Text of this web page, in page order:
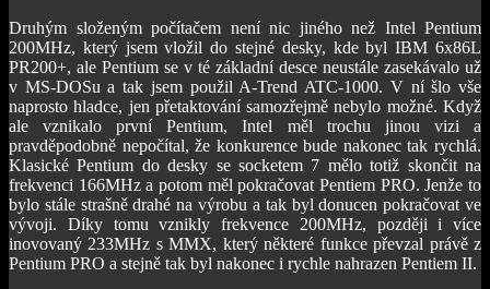
Druhým složeným počítačem není nic jiného než Intel Pentium
200MHz, který jsem vložil do stejné desky, kde byl IBM 6x86L
PR200+, ale Pentium se v té základní desce neustále zasekávalo už
v MS-DOSu a tak jsem použil A-Trend ATC-1000. V ní šlo vše
naprosto hladce, jen přetaktování samozřejmě nebylo možné. Když
ale vznikalo první Pentium, Intel měl trochu jinou vizi a
pravděpodobně nepočítal, že konkurence bude nakonec tak rychlá.
Klasické Pentium do desky se socketem 7 mělo totiž skončit na
frekvenci 166MHz a potom měl pokračovat Pentiem PRO. Jenže to
bylo stále strašně drahé na výrobu a tak byl donucen pokračovat ve
vývoji. Díky tomu vznikly frekvence 200MHz, později i více
inovovaný 233MHz s MMX, který některé funkce převzal právě z
Pentium PRO a stejně tak byl nakonec i rychle nahrazen Pentiem II.